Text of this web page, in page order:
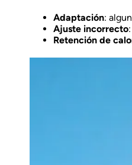
Adaptación:
Ajuste incorrecto
Retención de